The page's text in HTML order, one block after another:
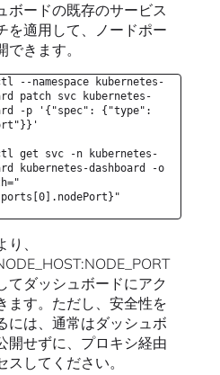
ボードの既存のサービス
を適用して、ノードポー
できます。
--namespace kubernetes-
patch svc kubernetes-
-p '{"spec": {"type":
get svc -n kubernetes-
kubernetes-dashboard -o
り、
てダッシュボードにアク
ます。ただし、安全性を
には、通常はダッシュボ
開せずに、プロキシ経由
スしてください。